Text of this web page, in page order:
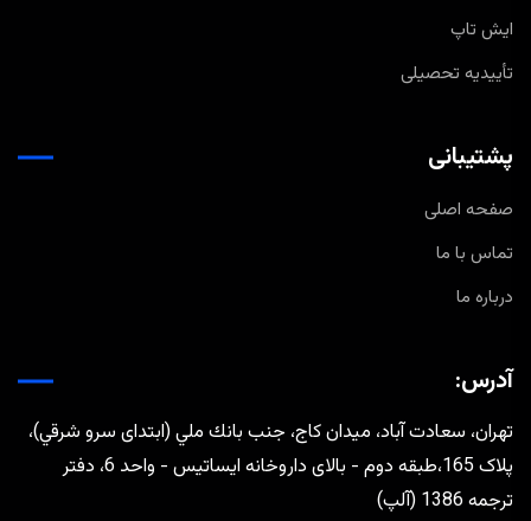
ایش تاپ
تأییدیه تحصیلی
پشتیبانی
صفحه اصلی
تماس با ما
درباره ما
آدرس:
تهران، سعادت آباد، ميدان كاج، جنب بانك ملي (ابتدای سرو شرقي)،
پلاک 165،طبقه دوم - بالای داروخانه ایساتیس - واحد 6، دفتر
ترجمه 1386 (آلپ)